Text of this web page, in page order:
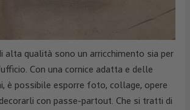
alta qualità sono un arricchimento sia per
Con una cornice adatta e delle
è possibile esporre foto, collage, opere
con passe-partout. Che si tratti di